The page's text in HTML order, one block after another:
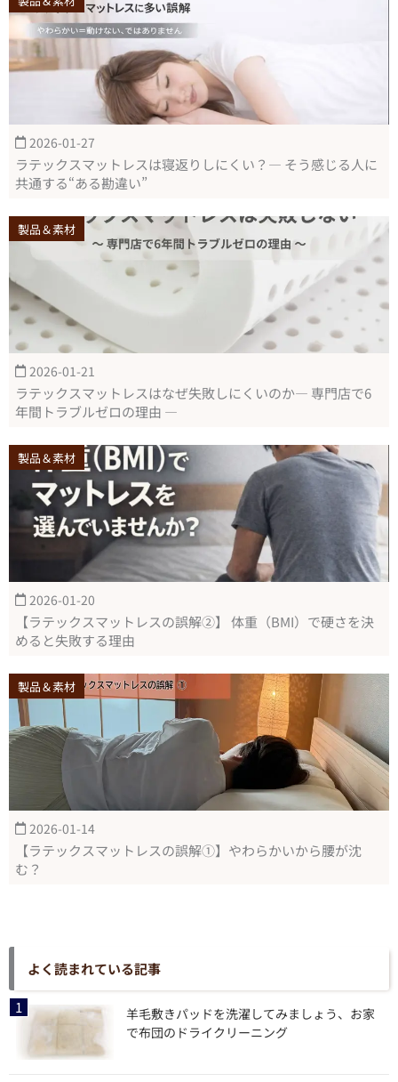
2026-01-27
ラテックスマットレスは寝返りしにくい？― そう感じる人に
共通する“ある勘違い”
製品＆素材
2026-01-21
ラテックスマットレスはなぜ失敗しにくいのか― 専門店で6
年間トラブルゼロの理由 ―
製品＆素材
2026-01-20
【ラテックスマットレスの誤解②】 体重（BMI）で硬さを決
めると失敗する理由
製品＆素材
2026-01-14
【ラテックスマットレスの誤解①】やわらかいから腰が沈
む？
よく読まれている記事
羊毛敷きパッドを洗濯してみましょう、お家
で布団のドライクリーニング